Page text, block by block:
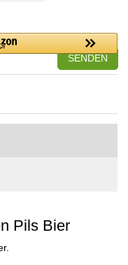
SENDEN
Pils Bier